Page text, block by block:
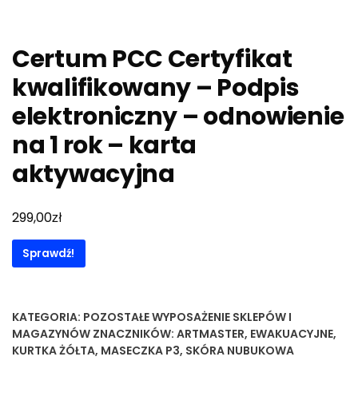
Certum PCC Certyfikat
kwalifikowany – Podpis
elektroniczny – odnowienie
na 1 rok – karta
aktywacyjna
299,00zł
Sprawdź!
KATEGORIA: POZOSTAŁE WYPOSAŻENIE SKLEPÓW I
MAGAZYNÓW ZNACZNIKÓW: ARTMASTER, EWAKUACYJNE,
KURTKA ŻÓŁTA, MASECZKA P3, SKÓRA NUBUKOWA